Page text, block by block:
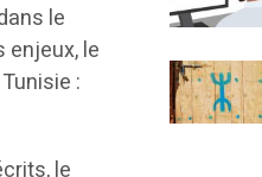
le
enjeux, le
:
le